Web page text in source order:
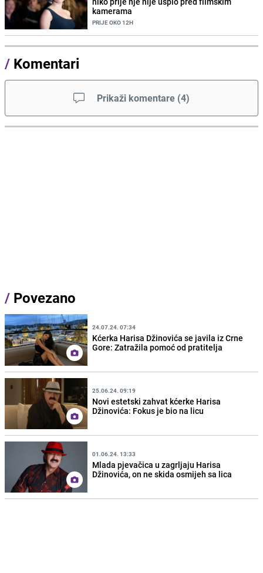
kamerama
PRIJE OKO 12H
/ Komentari
Prikaži komentare (4)
/ Povezano
24.07.24. 07:34
Kćerka Harisa Džinovića se javila iz Crne
Gore: Zatražila pomoć od pratitelja
25.06.24. 09:19
Novi estetski zahvat kćerke Harisa
Džinovića: Fokus je bio na licu
01.06.24. 13:33
Mlada pjevačica u zagrljaju Harisa
Džinovića, on ne skida osmijeh sa lica